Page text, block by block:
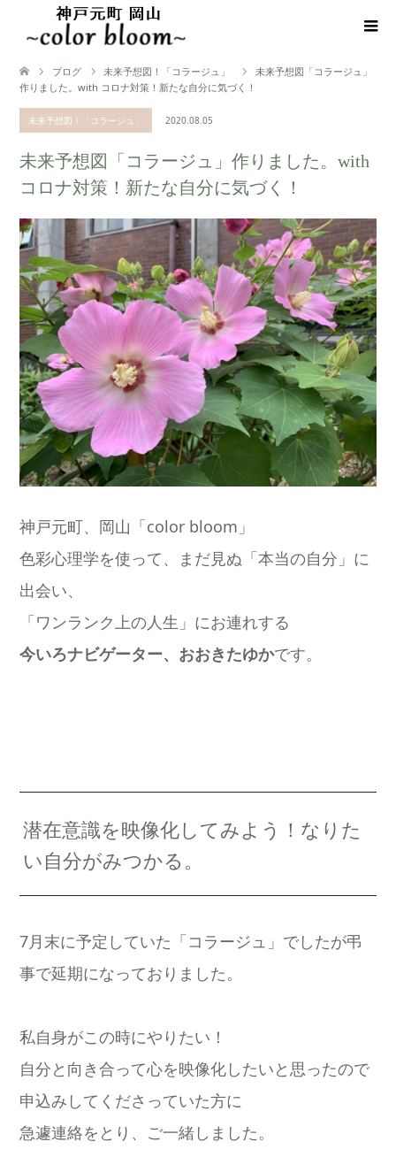
ブログ 未来予想図！「コラージュ」
未来予想図「コラージュ」
作りました。with コロナ対策！新たな自分に気づく！
未来予想図！「コラージュ」 2020.08.05
未来予想図「コラージュ」作りました。with
コロナ対策！新たな自分に気づく！
神戸元町、岡山「color bloom」
色彩心理学を使って、まだ見ぬ「本当の自分」に
出会い、
「ワンランク上の人生」にお連れする
今いろナビゲーター、おおきたゆかです。
潜在意識を映像化してみよう！なりた
い自分がみつかる。
7月末に予定していた「コラージュ」でしたが弔
事で延期になっておりました。
私自身がこの時にやりたい！
自分と向き合って心を映像化したいと思ったので
申込みしてくださっていた方に
急遽連絡をとり、ご一緒しました。